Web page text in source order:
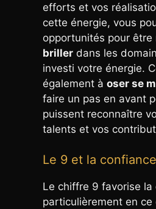
efforts et vos
cette énergie, vous
opportunités pour être
briller dans les
investi votre énergie.
également à oser se
faire un pas en avant
puissent reconnaître
talents et vos
Le 9 et la
Le chiffre 9 favorise la
particulièrement en ce